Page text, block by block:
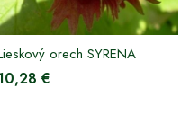
orech SYRENA
€